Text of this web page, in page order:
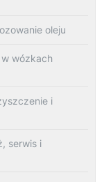
oleju
wózkach
i
serwis i